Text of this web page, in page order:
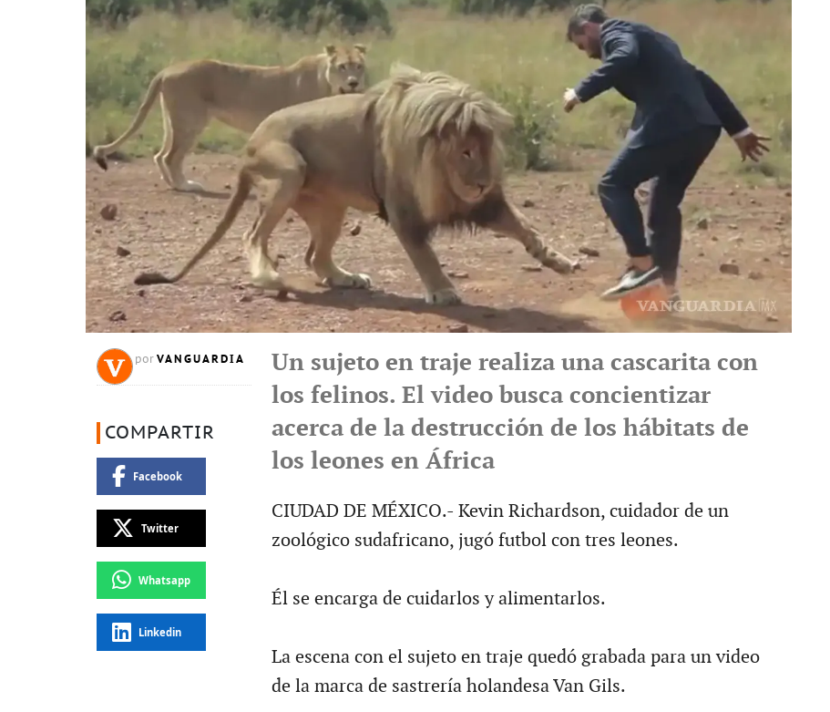
por VANGUARDIA
COMPARTIR
Facebook
Twitter
Whatsapp
Linkedin
Un sujeto en traje realiza una cascarita con
los felinos. El video busca concientizar
acerca de la destrucción de los hábitats de
los leones en África
CIUDAD DE MÉXICO.- Kevin Richardson, cuidador de un
zoológico sudafricano, jugó futbol con tres leones.
Él se encarga de cuidarlos y alimentarlos.
La escena con el sujeto en traje quedó grabada para un video
de la marca de sastrería holandesa Van Gils.